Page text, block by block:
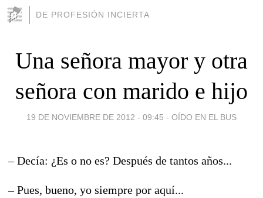
DE PROFESIÓN INCIERTA
Una señora mayor y otra
señora con marido e hijo
19 DE NOVIEMBRE DE 2012 - 09:45 - OÍDO EN EL BUS
– Decía: ¿Es o no es? Después de tantos años...
– Pues, bueno, yo siempre por aquí...